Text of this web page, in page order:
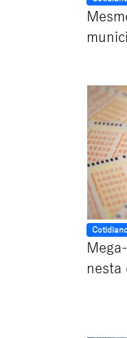
nesta